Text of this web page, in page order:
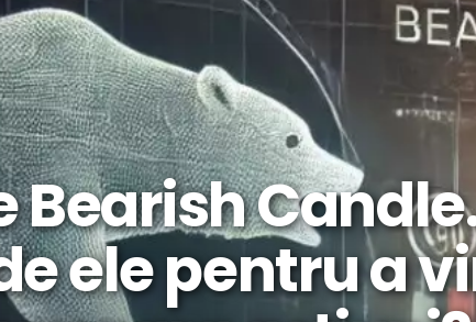
Investițional
(DGI & DCF)
& Execuție
Pieței
ETF
Acțiuni
Dive Stocks
Check
Tracking
Mecanice
EA MT5
Pastila Financiară Premium
Risc sau Oportunitate
Q&A LIVE
Comunitate Premium
Chat & Suport Mentor
1 la 1 Mentor
ele pentru a